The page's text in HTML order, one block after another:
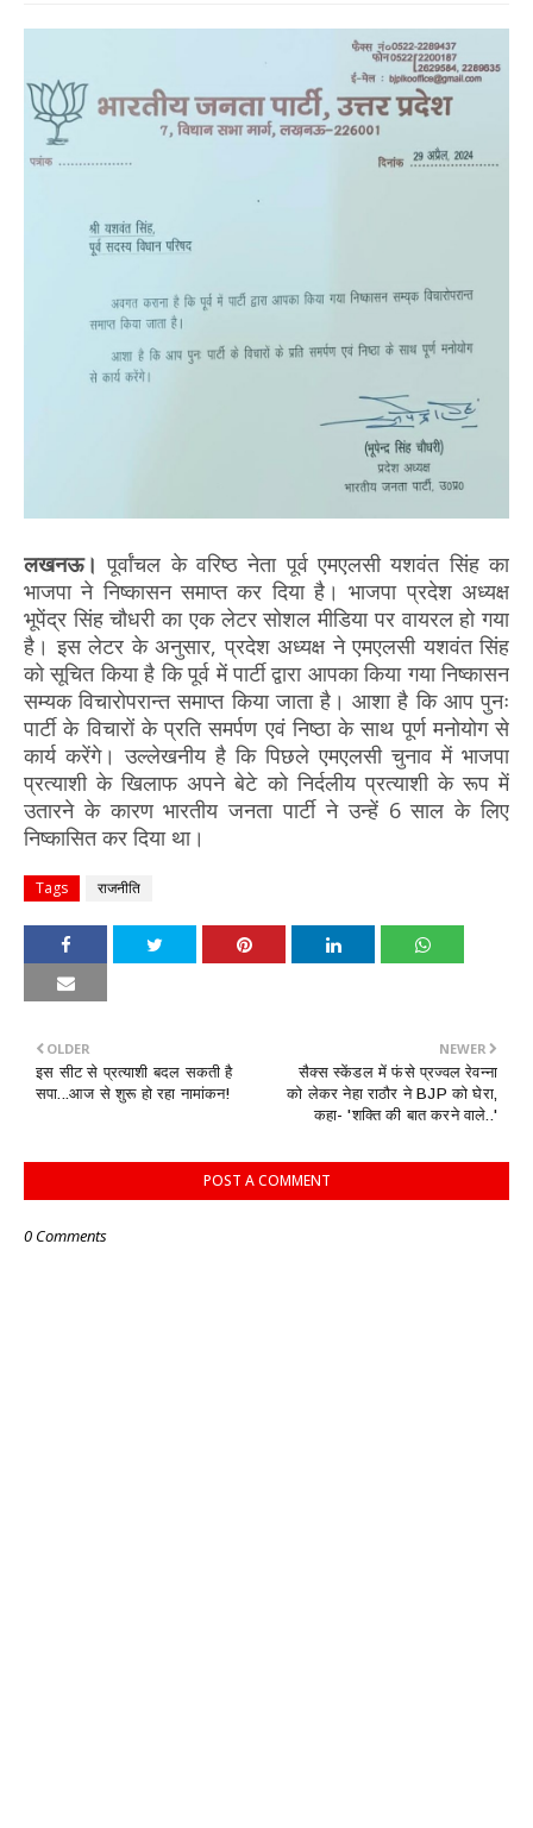
लखनऊ। पूर्वांचल के वरिष्ठ नेता पूर्व एमएलसी यशवंत सिंह का
भाजपा ने निष्कासन समाप्त कर दिया है। भाजपा प्रदेश अध्यक्ष
भूपेंद्र सिंह चौधरी का एक लेटर सोशल मीडिया पर वायरल हो गया
है। इस लेटर के अनुसार, प्रदेश अध्यक्ष ने एमएलसी यशवंत सिंह
को सूचित किया है कि पूर्व में पार्टी द्वारा आपका किया गया निष्कासन
सम्यक विचारोपरान्त समाप्त किया जाता है। आशा है कि आप पुनः
पार्टी के विचारों के प्रति समर्पण एवं निष्ठा के साथ पूर्ण मनोयोग से
कार्य करेंगे। उल्लेखनीय है कि पिछले एमएलसी चुनाव में भाजपा
प्रत्याशी के खिलाफ अपने बेटे को निर्दलीय प्रत्याशी के रूप में
उतारने के कारण भारतीय जनता पार्टी ने उन्हें 6 साल के लिए
निष्कासित कर दिया था।
Tags राजनीति
NEWER
सैक्स स्केंडल में फंसे प्रज्वल रेवन्ना
को लेकर नेहा राठौर ने BJP को घेरा,
कहा- 'शक्ति की बात करने वाले..'
OLDER
इस सीट से प्रत्याशी बदल सकती है
सपा...आज से शुरू हो रहा नामांकन!
POST A COMMENT
0 Comments